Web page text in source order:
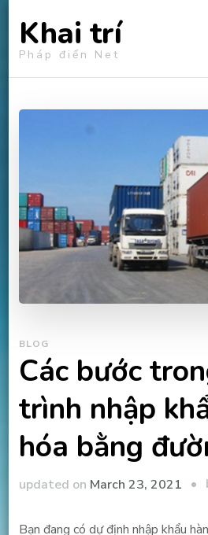
Khai trí
Pháp điển Net
BLOG
Các bước
trình nhập
hóa bằng
updated on March 23, 2021
Bạn đang có dự định nhập khẩu